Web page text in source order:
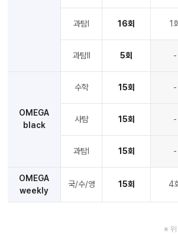
과탐Ⅰ 16회 1회
과탐Ⅱ 5회 -
OMEGA
black
수학 15회 -
사탐 15회 -
과탐Ⅰ 15회 -
OMEGA
weekly
국/수/영 15회 4
※ 위